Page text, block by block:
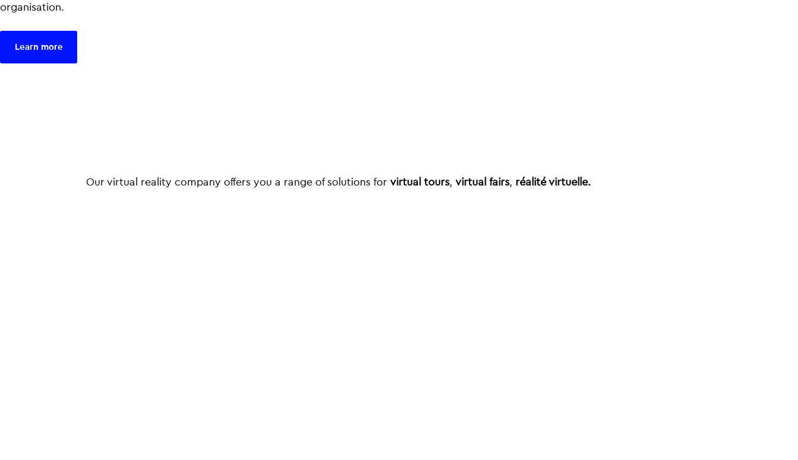
organisation.
Learn more
Our virtual reality company offers you a range of solutions for virtual tours, virtual fairs, réalité virtuelle.